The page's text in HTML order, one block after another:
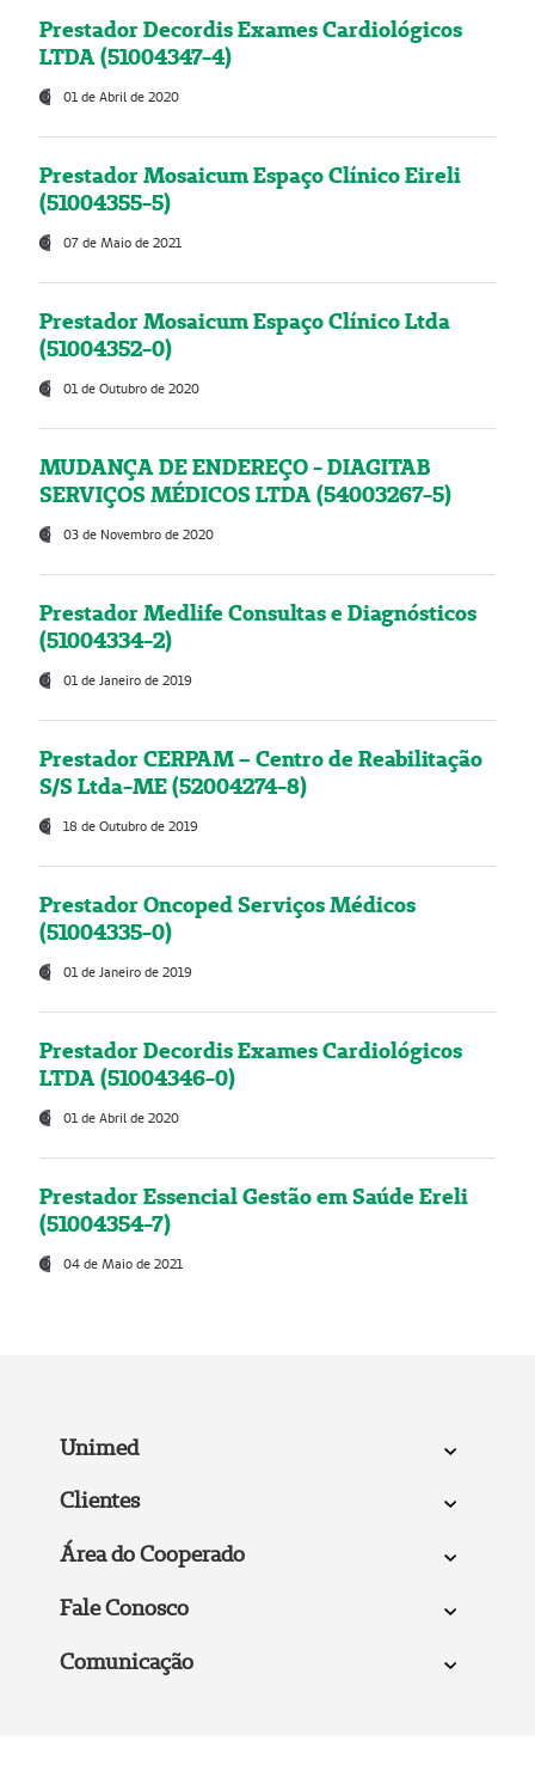
Prestador Decordis Exames Cardiológicos
LTDA (51004347-4)
01 de Abril de 2020
Prestador Mosaicum Espaço Clínico Eireli
(51004355-5)
07 de Maio de 2021
Prestador Mosaicum Espaço Clínico Ltda
(51004352-0)
01 de Outubro de 2020
MUDANÇA DE ENDEREÇO - DIAGITAB
SERVIÇOS MÉDICOS LTDA (54003267-5)
03 de Novembro de 2020
Prestador Medlife Consultas e Diagnósticos
(51004334-2)
01 de Janeiro de 2019
Prestador CERPAM – Centro de Reabilitação
S/S Ltda-ME (52004274-8)
18 de Outubro de 2019
Prestador Oncoped Serviços Médicos
(51004335-0)
01 de Janeiro de 2019
Prestador Decordis Exames Cardiológicos
LTDA (51004346-0)
01 de Abril de 2020
Prestador Essencial Gestão em Saúde Ereli
(51004354-7)
04 de Maio de 2021
Unimed
Clientes
Área do Cooperado
Fale Conosco
Comunicação